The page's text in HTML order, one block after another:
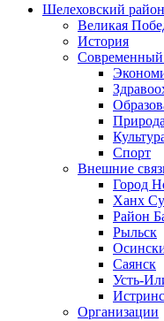
Шелеховский район
Великая
История
Спорт
Внешние
Город
Ханх
Район
Рыльск
Саянск
Усть-
Организации